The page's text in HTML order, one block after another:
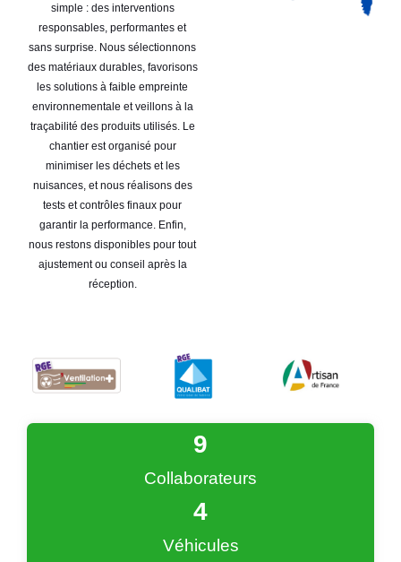
simple : des interventions
responsables, performantes et
sans surprise. Nous sélectionnons
des matériaux durables, favorisons
les solutions à faible empreinte
environnementale et veillons à la
traçabilité des produits utilisés. Le
chantier est organisé pour
minimiser les déchets et les
nuisances, et nous réalisons des
tests et contrôles finaux pour
garantir la performance. Enfin,
nous restons disponibles pour tout
ajustement ou conseil après la
réception.
Collaborateurs
9
Véhicules
4